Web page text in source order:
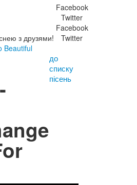
з друзями!
Facebook
Twitter
Facebook
Twitter
Beautiful
до
списку
пісень